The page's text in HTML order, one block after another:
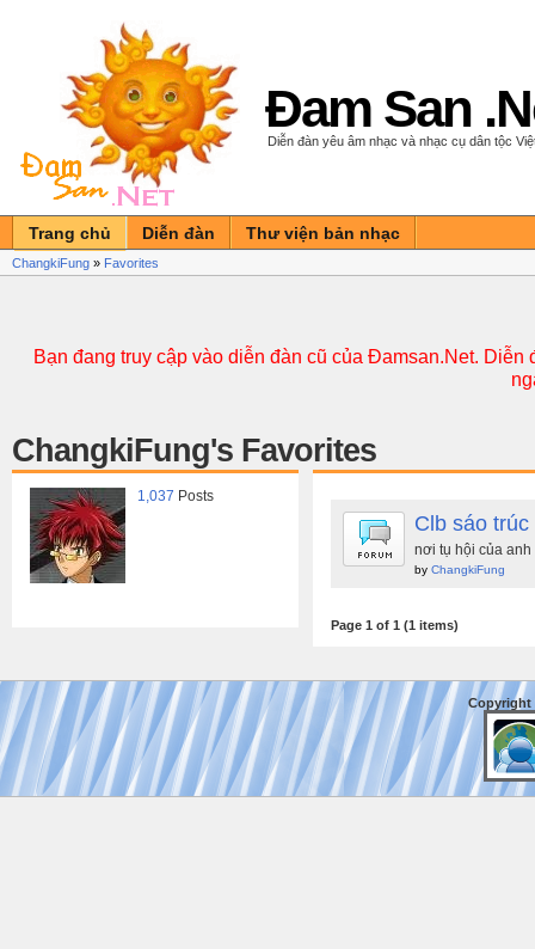
Đam San
Diễn đàn yêu âm nhạc và nhạc cụ dân tộc
Trang chủ Diễn đàn Thư viện bản nhạc
ChangkiFung » Favorites
Bạn đang truy cập vào diễn đàn cũ của Đamsan.Net.
ChangkiFung's Favorites
1,037 Posts
Clb sáo
nơi tụ hội của anh
by ChangkiFung
Page 1 of 1 (1 items)
Copyright